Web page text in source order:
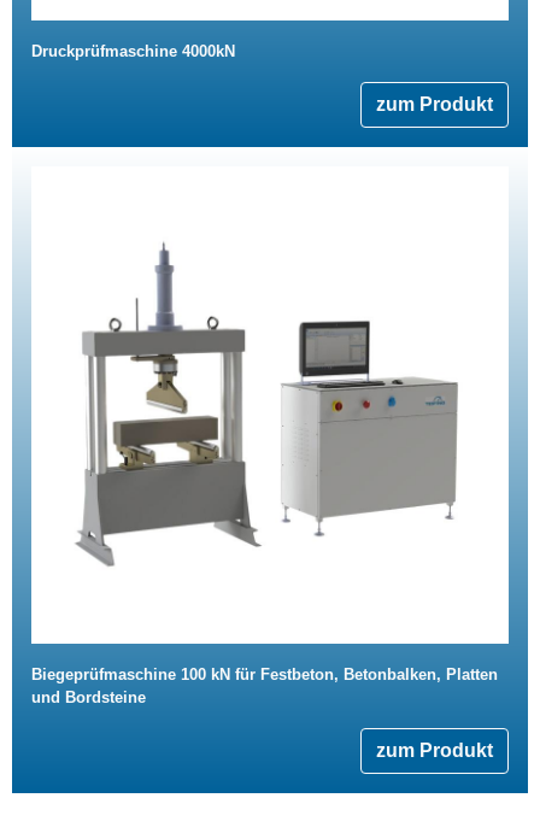
Druckprüfmaschine 4000kN
zum Produkt
Biegeprüfmaschine 100 kN für Festbeton, Betonbalken, Platten
und Bordsteine
zum Produkt